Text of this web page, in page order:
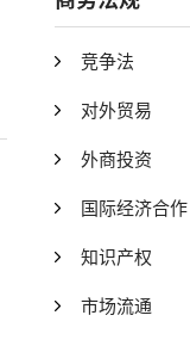
竞争法
对外贸易
外商投资
国际经济合作
知识产权
市场流通